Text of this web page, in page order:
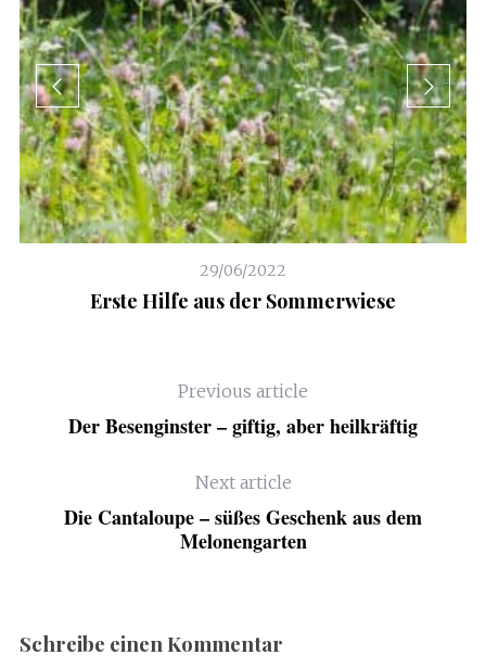
29/06/2022
Erste Hilfe aus der Sommerwiese
Previous article
Der Besenginster – giftig, aber heilkräftig
Next article
Die Cantaloupe – süßes Geschenk aus dem
Melonengarten
Schreibe einen Kommentar